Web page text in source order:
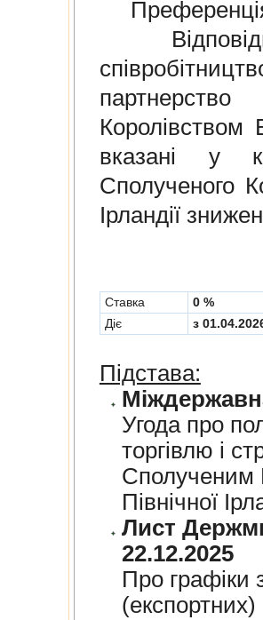
Королівством
вказані у
Сполученого
Ірландії
Cтавка
0 %
Діє
з
Підстава:
Угода про
торгiвлю i
Сполученим
Пiвнiчної
Лист
22.12.2025
Про графiки